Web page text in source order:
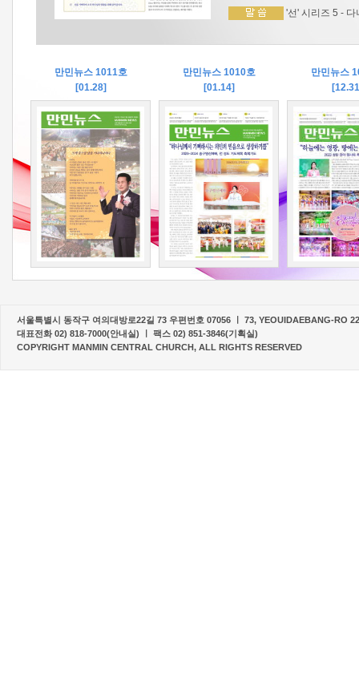
'선' 시리즈 5 -
만민뉴스 1011호
[01.28]
만민뉴스 1010호
[01.14]
만민뉴스
서울특별시 동작구 여의대방로22길 73 우편번호 07056 ㅣ 73, YEOUIDAEBANG-RO
대표전화 02) 818-7000(안내실) ㅣ 팩스 02) 851-3846(기획실)
COPYRIGHT MANMIN CENTRAL CHURCH, ALL RIGHTS RESERVED